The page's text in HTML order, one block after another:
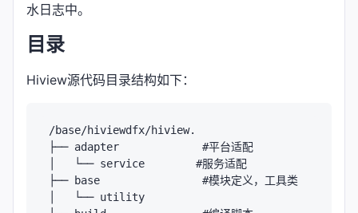
水日志中。
目录
Hiview源代码目录结构如下：
/base/hiviewdfx/hiview.
├── adapter             #平台适配
│   └── service        #服务适配
├── base                #模块定义，工具类
│   └── utility